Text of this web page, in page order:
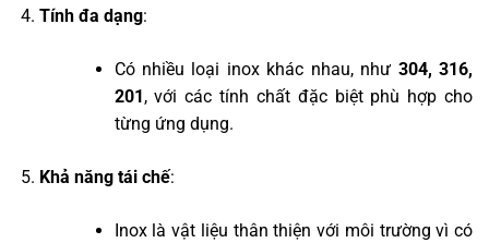
Tính đa dạng:
Có nhiều loại inox khác nhau, như 304, 316,
201, với các tính chất đặc biệt phù hợp cho
từng ứng dụng.
Khả năng tái chế:
Inox là vật liệu thân thiện với môi trường vì có